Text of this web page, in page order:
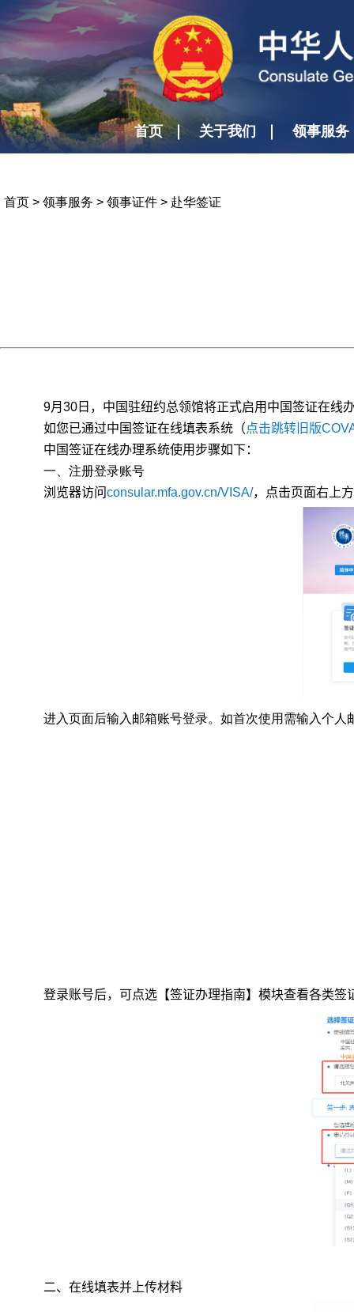
首页 关于我们 领事服务
首页 > 领事服务 > 领事证件 > 赴华签证
9月 30 日，中国驻纽约总领馆将正式启用中国签证在线
如您已通过中国签证在线填表系统（点击跳转旧版
中国签证在线办理系统使用步骤如下：
一、 注册登录账号
浏览器访问consular.mfa.gov.cn/VISA/， 点击页面右上
进入页面后输入邮箱账号登录。如首次使用需输入个人
登录账号后，可点选【签证办理指南】模块查看各类
二、在线填表并上传材料